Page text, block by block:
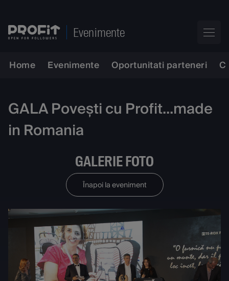
Evenimente
Home Evenimente Oportunitati parteneri
GALA Povești cu Profit...made
in Romania
GALERIE FOTO
Înapoi la eveniment